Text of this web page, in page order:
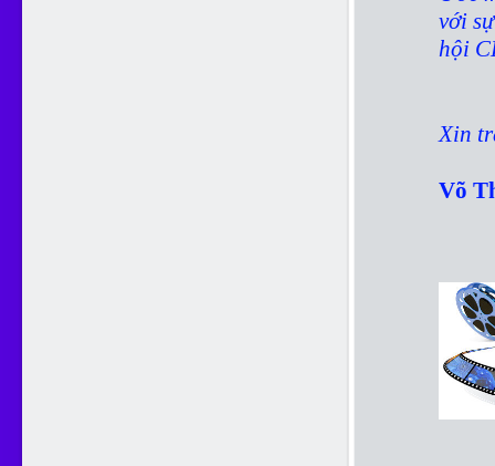
với
hội
Xin
Võ